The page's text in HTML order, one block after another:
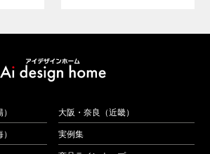
大阪・奈良（近畿）
実例集